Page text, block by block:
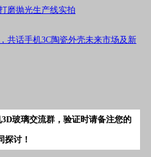
磨抛光生产线实拍
共话手机3C陶瓷外壳未来市场及新
3D玻璃交流群 ，验证时请备注您的
探讨！